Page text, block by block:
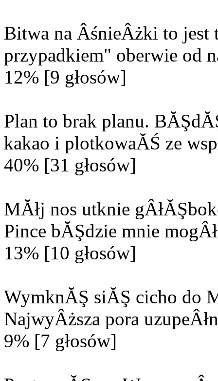
Bitwa na ÂśnieÂżki to jest
przypadkiem" oberwie od
12% [9 głosów]
Plan to brak planu.
kakao i plotkowaĂŚ ze
40% [31 głosów]
MĂłj nos utknie
Pince bĂŞdzie mnie
13% [10 głosów]
WymknĂŞ siĂŞ cicho do
NajwyÂższa pora
9% [7 głosów]